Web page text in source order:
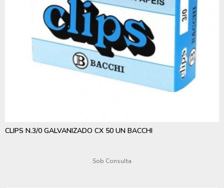
CLIPS N.3/0 GALVANIZADO CX 50 UN BACCHI
Sob Consulta